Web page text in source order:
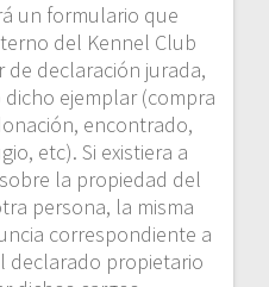
un formulario que
del Kennel Club
de declaración jurada,
ejemplar (compra
encontrado,
etc). Si existiera a
la propiedad del
persona, la misma
correspondiente a
declarado propietario